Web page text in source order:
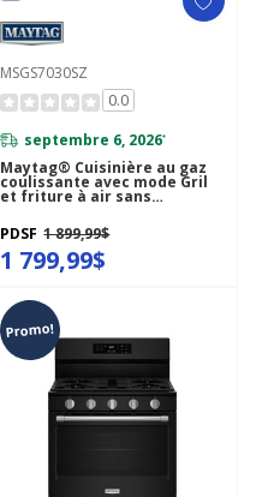
MSGS7030SZ
0.0
septembre 6, 2026*
Maytag® Cuisinière au gaz
coulissante avec mode Gril
et friture à air sans
MSGS7030SZ
PDSF 1 899,99$
1 799,99$
Promo!